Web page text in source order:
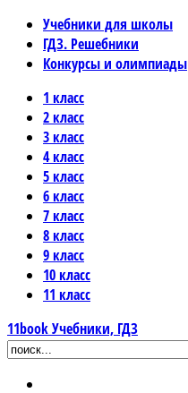
Учебники для школы
ГДЗ. Решебники
Конкурсы и олимпиады
1 класс
2 класс
3 класс
4 класс
5 класс
6 класс
7 класс
8 класс
9 класс
10 класс
11 класс
11bookУчебники, ГДЗ